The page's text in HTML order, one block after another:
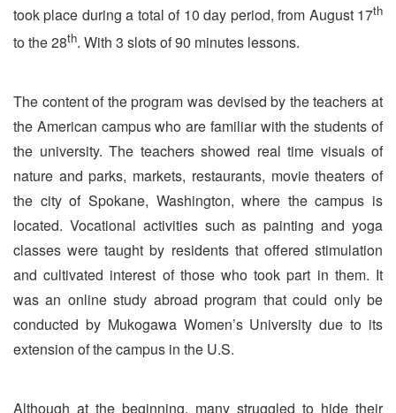
took place during a total of 10 day period, from August 17th
to the 28th. With 3 slots of 90 minutes lessons.
The content of the program was devised by the teachers at
the American campus who are familiar with the students of
the university. The teachers showed real time visuals of
nature and parks, markets, restaurants, movie theaters of
the city of Spokane, Washington, where the campus is
located. Vocational activities such as painting and yoga
classes were taught by residents that offered stimulation
and cultivated interest of those who took part in them. It
was an online study abroad program that could only be
conducted by Mukogawa Women’s University due to its
extension of the campus in the U.S.
Although at the beginning, many struggled to hide their